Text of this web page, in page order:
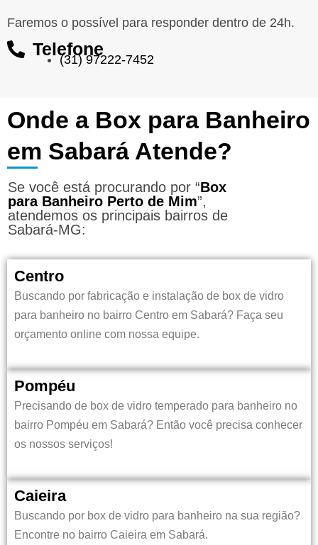
Faremos o possível para responder dentro de 24h.
Telefone
(31) 97222-7452
Onde a Box para Banheiro
em Sabará Atende?
Se você está procurando por “Box
para Banheiro Perto de Mim”,
atendemos os principais bairros de
Sabará-MG:
Centro
Buscando por fabricação e instalação de box de vidro
para banheiro no bairro Centro em Sabará? Faça seu
orçamento online com nossa equipe.
Pompéu
Precisando de box de vidro temperado para banheiro no
bairro Pompéu em Sabará? Então você precisa conhecer
os nossos serviços!
Caieira
Buscando por box de vidro para banheiro na sua região?
Encontre no bairro Caieira em Sabará.